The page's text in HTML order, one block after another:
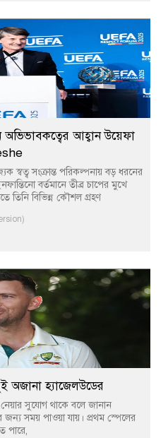
অভিভাবকত্বের আহ্বান উয়েফা
স্বত্ব সংক্রান্ত পরিকল্পনায় বড় ধরনের
বর্তমানে তীব্র চাপের মুখে
তিনি বিভিন্ন কৌশল গ্রহণ
অজানা হ্যাজেলউডের
সুযোগ থাকে বলে জানান
জন্য সময় পাওয়া যায়। প্রথম স্পেলের
পারে,